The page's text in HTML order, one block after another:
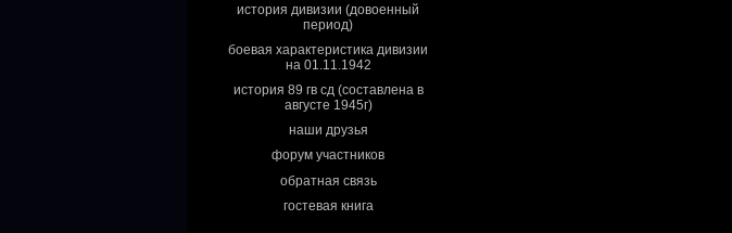
история дивизии (довоенный
период)
боевая характеристика дивизии
на 01.11.1942
история 89 гв сд (составлена в
августе 1945г)
наши друзья
форум участников
обратная связь
гостевая книга